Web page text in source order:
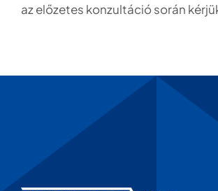
az előzetes konzultáció során